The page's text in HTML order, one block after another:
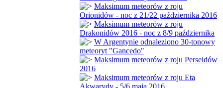
Maksimum meteorów z roju
Orionidów - noc z 21/22 października 2016
Maksimum meteorów z roju
Drakonidów 2016 - noc z 8/9 października
W Argentynie odnaleziono 30-tonowy
meteoryt "Gancedo"
Maksimum meteorów z roju Perseidów
2016
Maksimum meteorów z roju Eta
Akwarydy - 5/6 maja 2016